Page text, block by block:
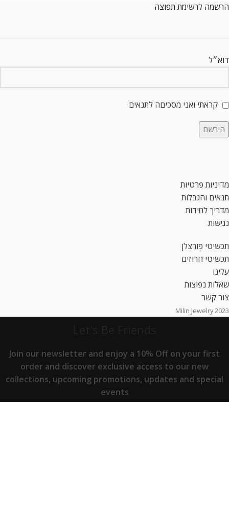
הרשמה לרשימת תפוצה
דוא״ל
קראתי ואני מסכיםה לתנאים
מדיניות פרטיות
תנאים והגבלות
מדריך למידות
נגישות
תכשיטי פורצלן
תכשיטי חרוזים
עלינו
שאלות נפוצות
צור קשר
2023 Milin Jewelry
Join our newsletter and enjoy a 10% Off on your first
order and discover exclusive access to our new
collections, upcoming promotions, updates and special
events